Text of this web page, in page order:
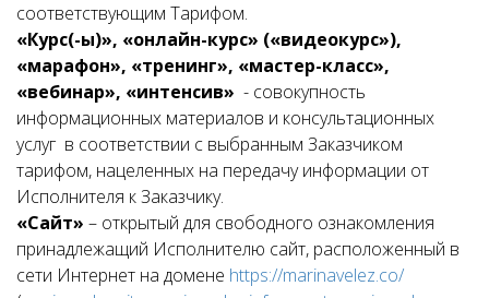
соответствующим Тарифом.
«Курс(-ы)», «онлайн-курс» («видеокурс»),
«марафон», «тренинг», «мастер-класс»,
«вебинар», «интенсив» - совокупность
информационных материалов и консультационных
услуг в соответствии с выбранным Заказчиком
тарифом, нацеленных на передачу информации от
Исполнителя к Заказчику.
«Сайт» – открытый для свободного ознакомления
принадлежащий Исполнителю сайт, расположенный в
сети Интернет на домене https://marinavelez.co/